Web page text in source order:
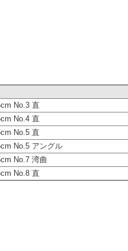
No.3 直
No.4 直
No.5 直
No.5 アングル
No.7 湾曲
No.8 直